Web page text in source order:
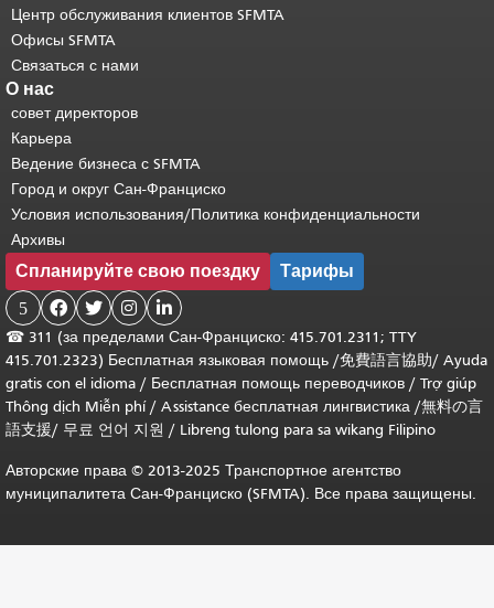
Центр обслуживания клиентов SFMTA
Офисы SFMTA
Связаться с нами
О нас
совет директоров
Карьера
Ведение бизнеса с SFMTA
Город и округ Сан-Франциско
Условия использования/Политика конфиденциальности
Архивы
Спланируйте свою поездку Тарифы
5    
☎ 311 (за пределами Сан-Франциско: 415.701.2311; TTY
415.701.2323) Бесплатная языковая помощь /免費語言協助/ Ayuda
gratis con el idioma / Бесплатная помощь переводчиков / Trợ giúp
Thông dịch Miễn phí/ Assistance бесплатная лингвистика /無料の言
語支援/ 무료 언어 지원 / Libreng tulong para sa wikang Filipino
Авторские права © 2013-2025 Транспортное агентство
муниципалитета Сан-Франциско (SFMTA). Все права защищены.